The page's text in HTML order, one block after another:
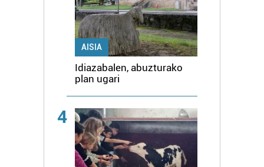
AISIA
Idiazabalen, abuzturako
plan ugari
4